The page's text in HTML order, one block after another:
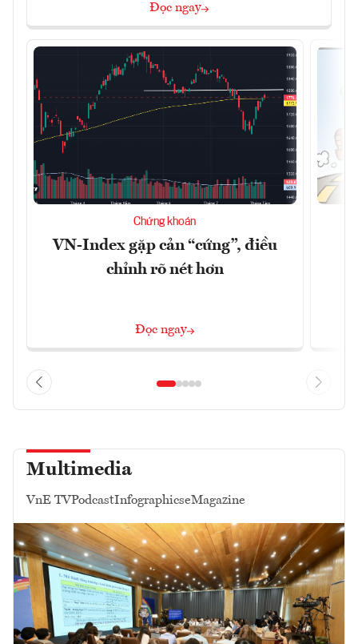
Đọc ngay
Chứng khoán
VN-Index gặp cản “cứng”, điều
chỉnh rõ nét hơn
Đọc ngay
Multimedia
VnE TVPodcastInfographicseMagazine